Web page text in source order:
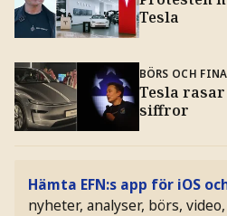
Tesla
BÖRS OCH
Tesla
siffror
Hämta EFN:s app för iOS
nyheter, analyser, börs,